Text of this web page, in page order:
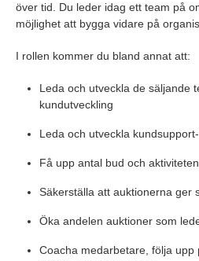
över tid. Du leder idag ett team på
möjlighet att bygga vidare på
I rollen kommer du bland annat att:
Leda och utveckla de säljande
kundutveckling
Leda och utveckla
Få upp antal bud och
Säkerställa att auktionerna ger
Öka andelen auktioner som
Coacha medarbetare, följa upp